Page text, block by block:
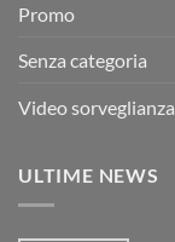
Promo
Senza categoria
Video sorveglianza
ULTIME NEWS